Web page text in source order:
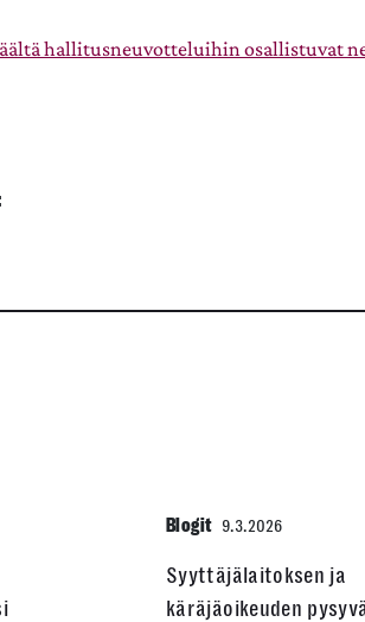
hallitusneuvotteluihin osallistuvat
Blogit 9.3.2026
Syyttäjälaitoksen ja
käräjäoikeuden